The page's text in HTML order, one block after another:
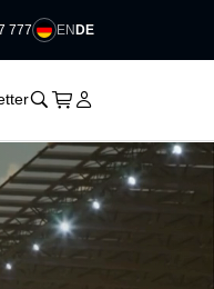
777 ENDE
􀊫 Warenkorb
􀍩 Login
􀉩